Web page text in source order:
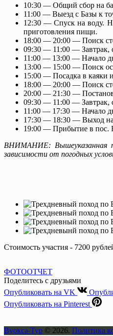
10:30 — Общий сбор на
11:00 — Выезд с Базы к
12:30 — Спуск на воду.
приготовления пищи.
18:00 — 20:00 — Поиск
09:30 — 11:00 — Завтрак,
11:00 — 13:00 — Начало
13:00 — 15:00 — Поиск
15:00 — Посадка в каяки
18:00 — 20:00 — Поиск
20:00 — 21:30 —
09:30 — 11:00 — Завтрак,
11:00 — 17:30 — Начало
17:30 — 18:30 — Выход на
19:00 — Прибытие в пос.
ВНИМАНИЕ: Вышеуказанная
зависимости от погодных
Стоимость участия - 7200
ФОТООТЧЕТ
Поделитесь с друзьями
Опубликовать на VK
Опубликовать на Pinterest
Вуокса-Тур © 2026. Политика